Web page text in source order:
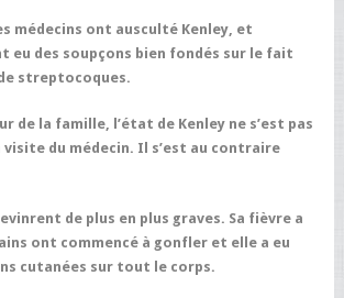
médecins ont ausculté Kenley, et
eu des soupçons bien fondés sur le fait
streptocoques.
de la famille, l’état de Kenley ne s’est pas
du médecin. Il s’est au contraire
de plus en plus graves. Sa fièvre a
ont commencé à gonfler et elle a eu
cutanées sur tout le corps.